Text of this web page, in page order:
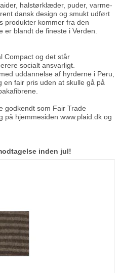
halstørklæder, puder, varme-
dansk design og smukt udført
produkter kommer fra den
er blandt de fineste i Verden.
Compact og det står
socialt ansvarligt.
uddannelse af hyrderne i Peru,
fair pris uden at skulle gå på
godkendt som Fair Trade
på hjemmesiden www.plaid.dk og
inden jul!